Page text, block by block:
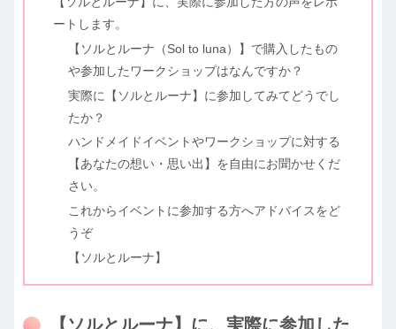
ートします。
【ソルとルーナ（Sol to luna）】で購入したもの
や参加したワークショップはなんですか？
実際に【ソルとルーナ】に参加してみてどうでし
たか？
ハンドメイドイベントやワークショップに対する
【あなたの想い・思い出】を自由にお聞かせくだ
さい。
これからイベントに参加する方へアドバイスをど
うぞ
【ソルとルーナ】
【ソルとルーナ】に、実際に参加した